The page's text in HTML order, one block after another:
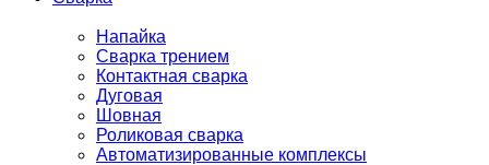
Напайка
Сварка трением
Контактная сварка
Дуговая
Шовная
Роликовая сварка
Автоматизированные комплексы